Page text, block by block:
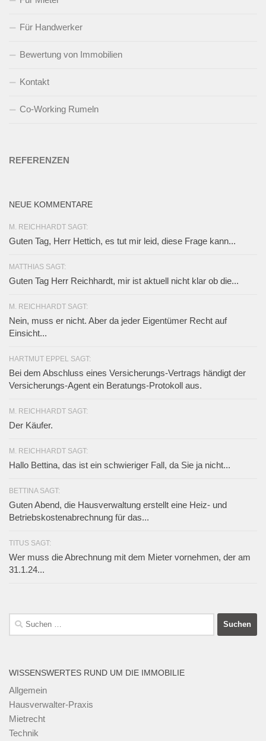
Für Handwerker
Bewertung von Immobilien
Kontakt
Co-Working Rumeln
REFERENZEN
NEUE KOMMENTARE
M. REICHHARDT SAGT:
Guten Tag, Herr Hettich, es tut mir leid, diese Frage kann...
MATTHIAS SAGT:
Guten Tag Herr Reichhardt, mir ist aktuell nicht klar ob die...
M. REICHHARDT SAGT:
Nein, muss er nicht. Aber da jeder Eigentümer Recht auf
Einsicht...
HARTMUT EPPEL SAGT:
Bei dem Abschluss eines Versicherungs-Vertrags händigt der
Versicherungs-Agent ein Beratungs-Protokoll aus.
M. REICHHARDT SAGT:
Der Käufer.
M. REICHHARDT SAGT:
Hallo Bettina, das ist ein schwieriger Fall, da Sie ja nicht...
BETTINA SAGT:
Guten Abend, die Hausverwaltung erstellt eine Heiz- und
Betriebskostenabrechnung für das...
TITUS SAGT:
Wer muss die Abrechnung mit dem Mieter vornehmen, der am
31.1.24...
Suchen
nach:
WISSENSWERTES RUND UM DIE IMMOBILIE
Allgemein
Hausverwalter-Praxis
Mietrecht
Technik